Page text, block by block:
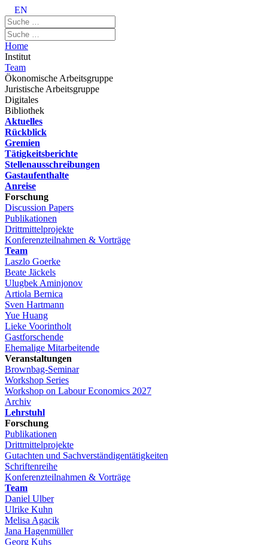
EN
Home
Institut
Team
Ökonomische Arbeitsgruppe
Juristische Arbeitsgruppe
Digitales
Bibliothek
Aktuelles
Rückblick
Gremien
Tätigkeitsberichte
Stellenausschreibungen
Gastaufenthalte
Anreise
Forschung
Discussion Papers
Publikationen
Drittmittelprojekte
Konferenzteilnahmen & Vorträge
Team
Laszlo Goerke
Beate Jäckels
Ulugbek Aminjonov
Artiola Bernica
Sven Hartmann
Yue Huang
Lieke Voorintholt
Gastforschende
Ehemalige Mitarbeitende
Veranstaltungen
Brownbag-Seminar
Workshop Series
Workshop on Labour Economics 2027
Archiv
Lehrstuhl
Forschung
Publikationen
Drittmittelprojekte
Gutachten und Sachverständigentätigkeiten
Schriftenreihe
Konferenzteilnahmen & Vorträge
Team
Daniel Ulber
Ulrike Kuhn
Melisa Agacik
Jana Hagenmüller
Georg Kuhs